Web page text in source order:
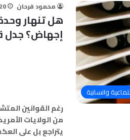
وانسانية
محمود فرحان
هل تنهار
إجهاض؟ جدل
رغم القوانين
من الولايات
يتراجع بل على